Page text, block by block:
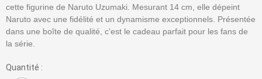
cette figurine de Naruto Uzumaki. Mesurant 14 cm, elle dépeint
Naruto avec une fidélité et un dynamisme exceptionnels. Présentée
dans une boîte de qualité, c'est le cadeau parfait pour les fans de
la série.
Quantité :